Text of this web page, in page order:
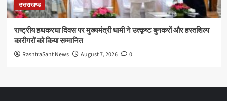
उत्तराखण्ड
राष्ट्रीय हथकरघा दिवस पर मुख्यमंत्री धामी ने उत्कृष्ट बुनकरों और हस्तशिल्प
कारीगरों को किया सम्मानित
RashtraSant News August 7, 2026 0